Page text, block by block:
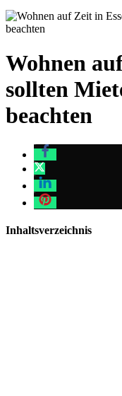
Wohnen
sollten
beachten
Inhaltsverzeichnis